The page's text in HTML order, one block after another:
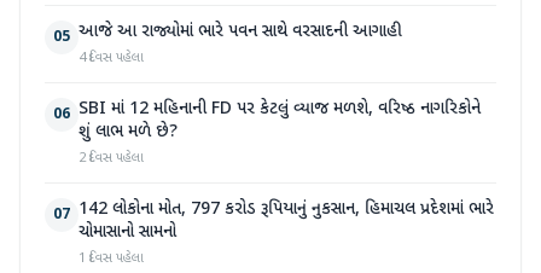
05 આજે આ રાજ્યોમાં ભારે પવન સાથે વરસાદની આગાહી
4 દિવસ પહેલા
06 SBI માં 12 મહિનાની FD પર કેટલું વ્યાજ મળશે, વરિષ્ઠ નાગરિકોને
શું લાભ મળે છે?
2 દિવસ પહેલા
07 142 લોકોના મોત, 797 કરોડ રૂપિયાનું નુકસાન, હિમાચલ પ્રદેશમાં ભારે
ચોમાસાનો સામનો
1 દિવસ પહેલા